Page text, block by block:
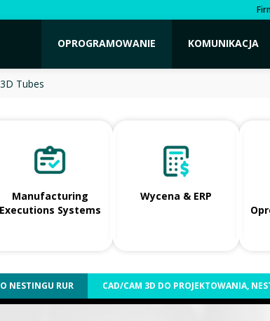
OPROGRAMOWANIE KOMUNIKACJA
Tubes
Manufacturing
Executions Systems
Wycena & ERP
NESTINGU RUR CAD/CAM 3D DO PROJEKTOWANIA,